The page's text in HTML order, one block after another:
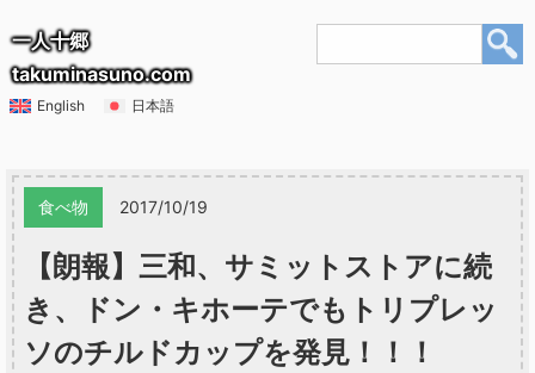
一人十郷
takuminasuno.com
English 日本語
食べ物 2017/10/19
【朗報】三和、サミットストアに続
き、ドン・キホーテでもトリプレッ
ソのチルドカップを発見！！！